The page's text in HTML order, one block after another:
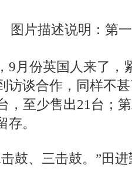
图片描述说明：第
9月份英国人来了，
访谈合作，同样不
，至少售出21台；
。
鼓、三击鼓。”田